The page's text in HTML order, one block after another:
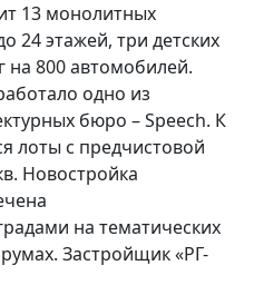
13 монолитных
24 этажей, три детских
на 800 автомобилей.
одно из
бюро – Speech. К
лоты с предчистовой
Новостройка
на тематических
Застройщик «РГ-